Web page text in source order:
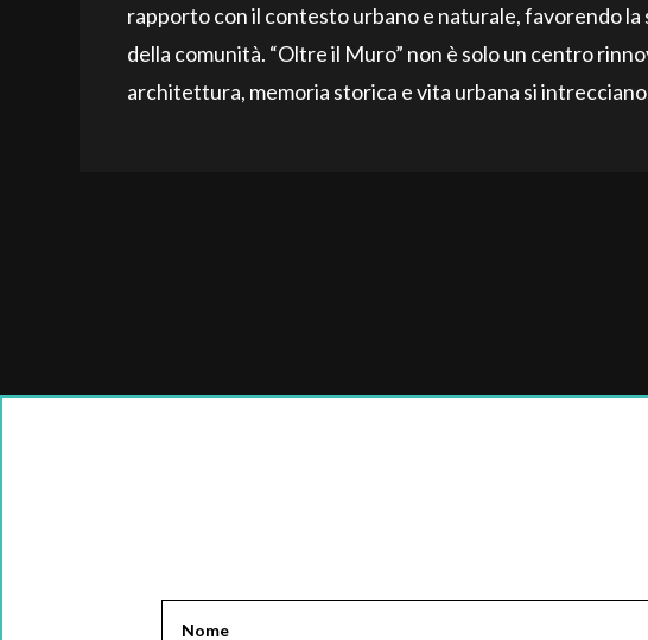
rapporto con il contesto urbano e naturale, favorendo
della comunità. “Oltre il Muro” non è solo un centro
architettura, memoria storica e vita urbana si